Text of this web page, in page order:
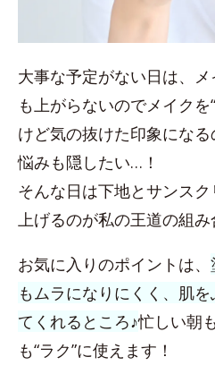
大事な予定がない日は、
も上がらないのでメイク
けど気の抜けた印象にな
悩みも隠したい…！
そんな日は下地とサンス
上げるのが私の王道の組み
お気に入りのポイントは、
もムラになりにくく、肌
てくれるところ♪忙しい朝
も“ラク”に使えます！